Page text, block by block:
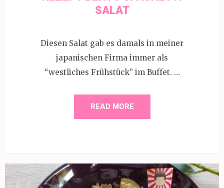
SALAT
Diesen Salat gab es damals in meiner
japanischen Firma immer als
“westliches Frühstück” im Buffet. …
READ MORE